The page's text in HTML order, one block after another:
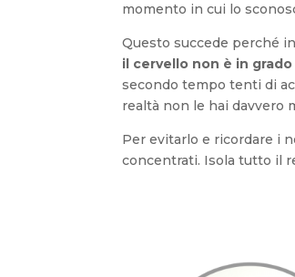
momento in cui lo
Questo succede perché
il cervello non è in
secondo tempo tenti di
realtà non le hai davvero
Per evitarlo e ricordare i
concentrati. Isola tutto il